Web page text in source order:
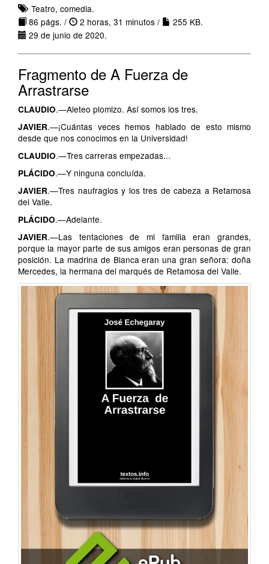
Teatro, comedia.
86 págs. /
2 horas, 31 minutos /
255 KB.
29 de junio de 2020.
Fragmento de A Fuerza de
Arrastrarse
CLAUDIO.—Aleteo plomizo. Así somos los tres.
JAVIER.—¡Cuántas veces hemos hablado de esto mismo
desde que nos conocimos en la Universidad!
CLAUDIO.—Tres carreras empezadas...
PLÁCIDO.—Y ninguna concluída.
JAVIER.—Tres naufragios y los tres de cabeza a Retamosa
del Valle.
PLÁCIDO.—Adelante.
JAVIER.—Las tentaciones de mi familia eran grandes,
porque la mayor parte de sus amigos eran personas de gran
posición. La madrina de Blanca eran una gran señora: doña
Mercedes, la hermana del marqués de Retamosa del Valle.